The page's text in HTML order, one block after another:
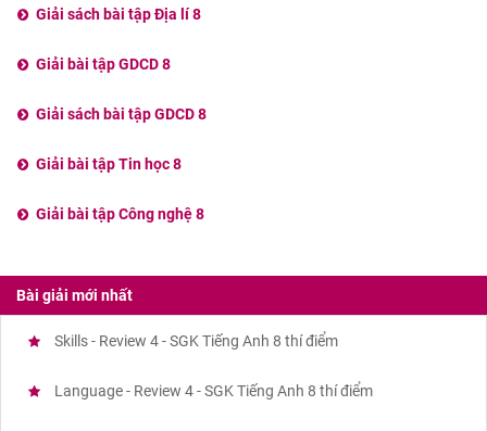
Giải sách bài tập Địa lí 8
Giải bài tập GDCD 8
Giải sách bài tập GDCD 8
Giải bài tập Tin học 8
Giải bài tập Công nghệ 8
Bài giải mới nhất
Skills - Review 4 - SGK Tiếng Anh 8 thí điểm
Language - Review 4 - SGK Tiếng Anh 8 thí điểm